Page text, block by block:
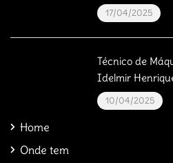
17/04/2025
Técnico de
Idelmir
10/04/2025
Home
Onde tem